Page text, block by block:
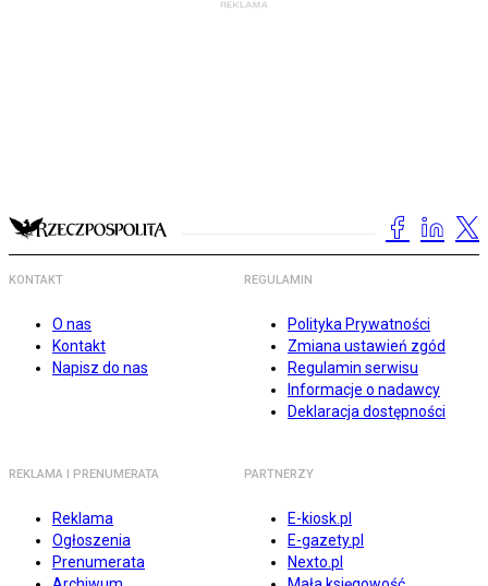
KONTAKT
O nas
Kontakt
Napisz do nas
REGULAMIN
Polityka Prywatności
Zmiana ustawień zgód
Regulamin serwisu
Informacje o nadawcy
Deklaracja dostępności
REKLAMA I PRENUMERATA
Reklama
Ogłoszenia
Prenumerata
PARTNERZY
E-kiosk.pl
E-gazety.pl
Nexto.pl